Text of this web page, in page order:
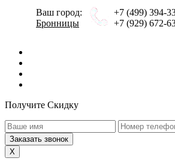
Ваш город:
Бронницы
+7 (499) 394-
+7 (929) 672-
Получите Скидку
X